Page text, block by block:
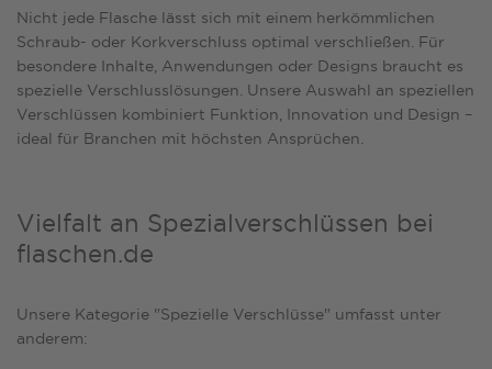
Nicht jede Flasche lässt sich mit einem herkömmlichen
Schraub- oder Korkverschluss optimal verschließen. Für
besondere Inhalte, Anwendungen oder Designs braucht es
spezielle Verschlusslösungen. Unsere Auswahl an speziellen
Verschlüssen kombiniert Funktion, Innovation und Design –
ideal für Branchen mit höchsten Ansprüchen.
Vielfalt an Spezialverschlüssen bei
flaschen.de
Unsere Kategorie "Spezielle Verschlüsse" umfasst unter
anderem: